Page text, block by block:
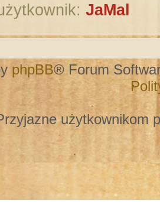
JaMal
phpBB® Forum
użytkownikom